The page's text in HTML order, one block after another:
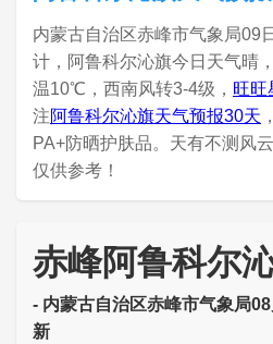
内蒙古自治区赤峰市气象局09
计，阿鲁科尔沁旗今日天气晴
温10℃，西南风转3-4级， 旺旺
注阿鲁科尔沁旗天气预报30天
PA+防晒护肤品。天有不测风
仅供参考！
赤峰阿鲁科尔
- 内蒙古自治区赤峰市气象局
新